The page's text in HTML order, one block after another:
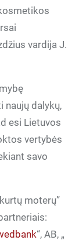
vardija J.
dalykų,
esi Lietuvos
vertybės
savo
moterų”
“, AB, „